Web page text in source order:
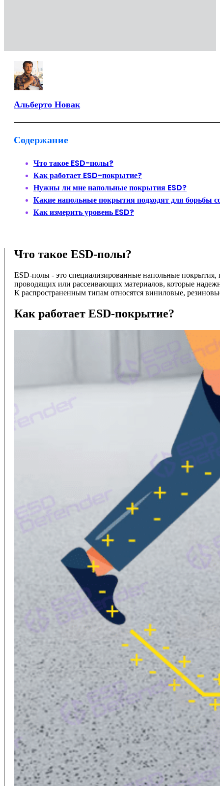
Альберто Новак
Содержание
Что такое ESD-полы?
Как работает ESD-покрытие?
Нужны ли мне напольные покрытия ESD?
Какие напольные покрытия подходят для борьбы
Как измерить уровень ESD?
Что такое ESD-полы?
ESD-полы - это специализированные напольные покрытия,
проводящих или рассеивающих материалов, которые
К распространенным типам относятся виниловые,
Как работает ESD-покрытие?